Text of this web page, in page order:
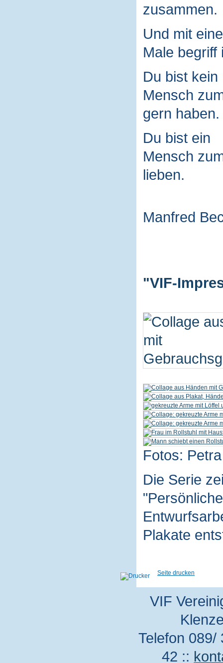
zusammen.
Und mit
Male begriff
Du bist kein
Mensch
gern haben.
Du bist ein
Mensch
lieben.
Manfred
"VIF-
Fotos:
Die Serie
Plakate
Seite drucken
VIF
Telefon
42 ::